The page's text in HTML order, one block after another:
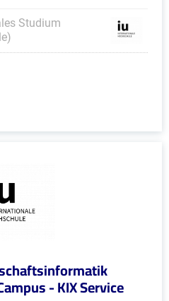
Studium
- KIX Service